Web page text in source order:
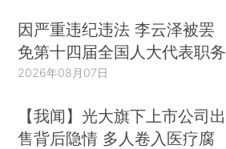
因严重违纪违法 李云泽被罢
免第十四届全国人大代表职务
2026年08月07日
【我闻】光大旗下上市公司出
售背后隐情 多人卷入医疗腐